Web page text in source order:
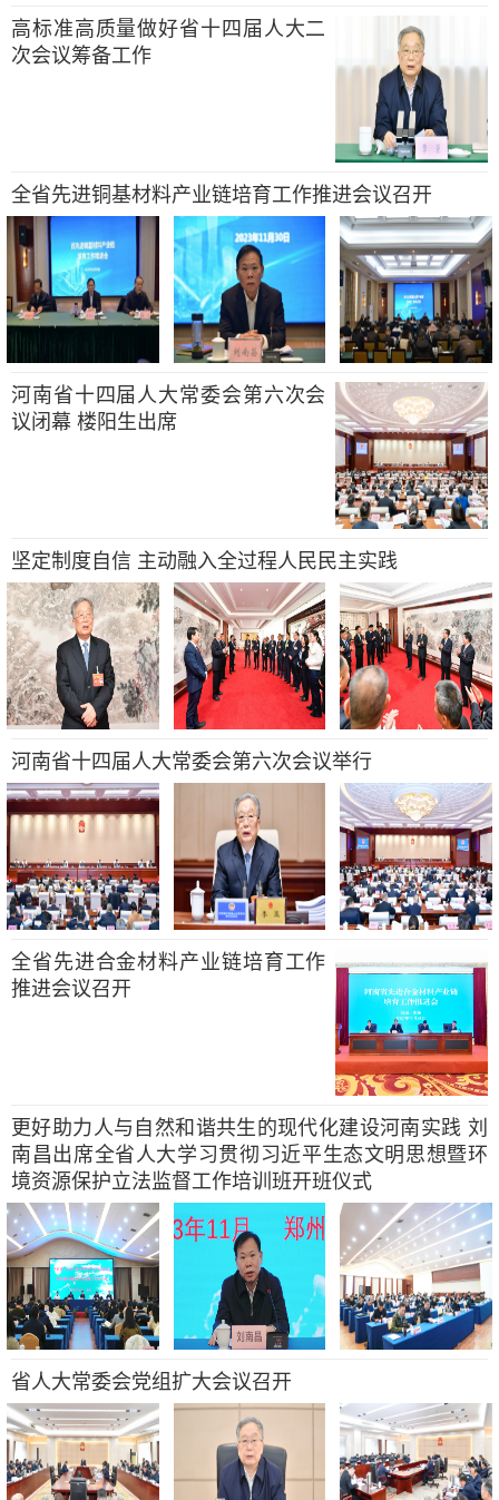
高标准高质量做好省十四届人大二
次会议筹备工作
全省先进铜基材料产业链培育工作推进会议召开
河南省十四届人大常委会第六次会
议闭幕 楼阳生出席
坚定制度自信 主动融入全过程人民民主实践
河南省十四届人大常委会第六次会议举行
全省先进合金材料产业链培育工作
推进会议召开
更好助力人与自然和谐共生的现代化建设河南实践 刘
南昌出席全省人大学习贯彻习近平生态文明思想暨环
境资源保护立法监督工作培训班开班仪式
省人大常委会党组扩大会议召开